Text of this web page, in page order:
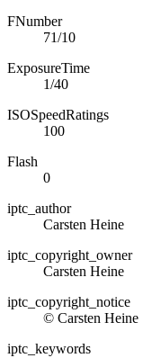
FNumber
71/10
ExposureTime
1/40
ISOSpeedRatings
100
Flash
0
iptc_author
Carsten Heine
iptc_copyright_owner
Carsten Heine
iptc_copyright_notice
© Carsten Heine
iptc_keywords